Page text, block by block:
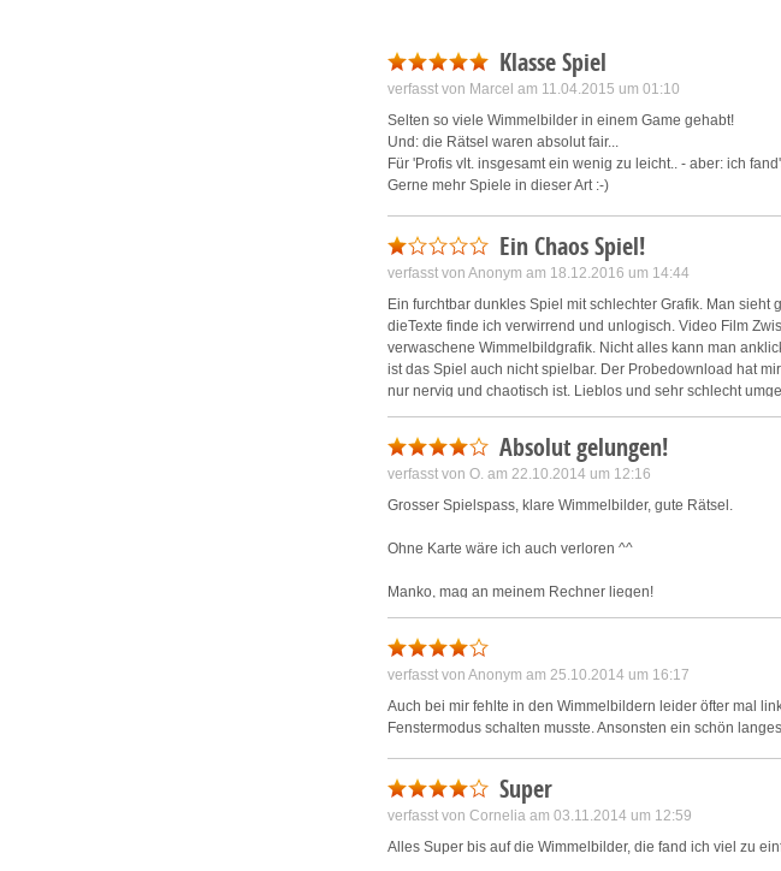
Klasse Spiel
verfasst von Marcel am 11.04.2015 um 01:10
Selten so viele Wimmelbilder in einem Game gehabt!
Und: die Rätsel waren absolut fair...
Für 'Profis vlt. insgesamt ein wenig zu leicht.. - aber: ich
Gerne mehr Spiele in dieser Art :-)
Ein Chaos Spiel!
verfasst von Anonym am 18.12.2016 um 14:44
Ein furchtbar dunkles Spiel mit schlechter Grafik. Man
dieTexte finde ich verwirrend und unlogisch. Video Film
verwaschene Wimmelbildgrafik. Nicht alles kann man
ist das Spiel auch nicht spielbar. Der Probedownload hat
nur nervig und chaotisch ist. Lieblos und sehr schlecht
Absolut gelungen!
verfasst von O. am 22.10.2014 um 12:16
Grosser Spielspass, klare Wimmelbilder, gute Rätsel.
Ohne Karte wäre ich auch verloren ^^
Manko, mag an meinem Rechner liegen!
Bei Vollbild fehlt links und rechts ein Teil des Bildes.
Bringt einem bei manchen Wimmelbilder zu Verzweiflung.
Manchmal stürtzt der Rechner bei Aufruf der Karte ab (Vor
Fazit:
Gruss
verfasst von Anonym am 25.10.2014 um 16:17
Auch bei mir fehlte in den Wimmelbildern leider öfter mal
Fenstermodus schalten musste. Ansonsten ein schön
Super
verfasst von Cornelia am 03.11.2014 um 12:59
Alles Super bis auf die Wimmelbilder, die fand ich viel zu
Save and communicate privacy
Show Purposes